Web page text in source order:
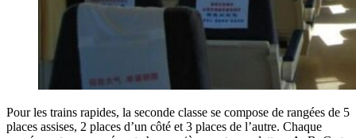
Pour les trains rapides, la seconde classe se compose de rangées de 5
places assises, 2 places d’un côté et 3 places de l’autre. Chaque